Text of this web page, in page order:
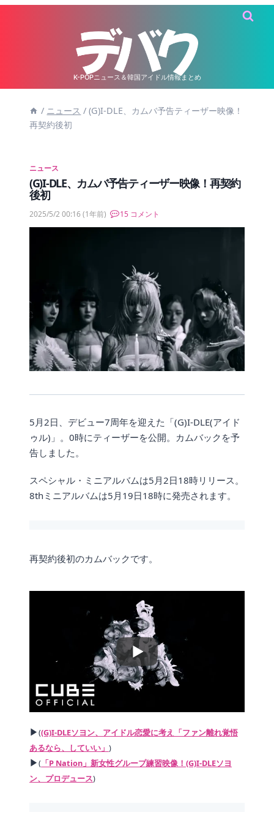
K-POPニュース＆韓国アイドル情報まとめ
/ ニュース / (G)I-DLE、カムバ予告ティーザー映像！
再契約後初
ニュース
(G)I-DLE、カムバ予告ティーザー映像！再契約
後初
2025/5/2 00:16(1年前) 15 コメント
5月2日、デビュー7周年を迎えた「(G)I-DLE(アイド
ゥル)」。0時にティーザーを公開。カムバックを予
告しました。
スペシャル・ミニアルバムは5月2日18時リリース。
8thミニアルバムは5月19日18時に発売されます。
再契約後初のカムバックです。
▶((G)I-DLEソヨン、アイドル恋愛に考え「ファン離れ覚悟
あるなら、していい」 )
▶( 「P Nation」新女性グループ練習映像！(G)I-DLEソヨ
ン、プロデュース)